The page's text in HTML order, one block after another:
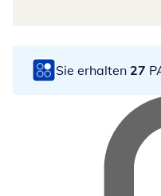
Sie erhalten 27